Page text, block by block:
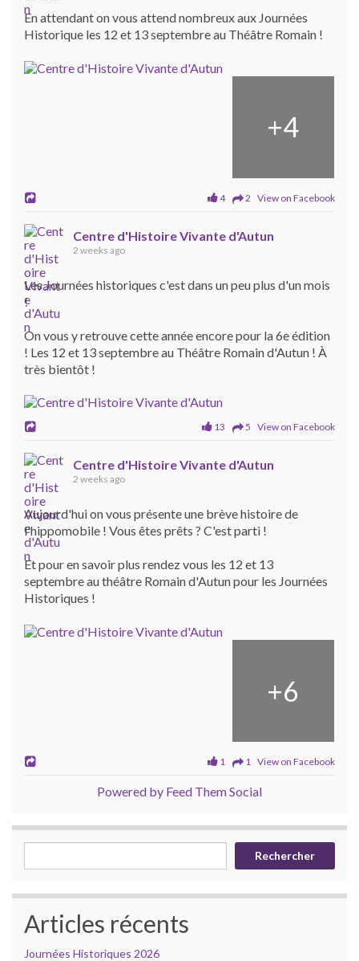
En attendant on vous attend nombreux aux Journées
Historique les 12 et 13 septembre au Théâtre Romain !
+4
4 2 View on Facebook
Centre d'Histoire Vivante d'Autun
2 weeks ago
Les Journées historiques c'est dans un peu plus d'un mois
!
On vous y retrouve cette année encore pour la 6e édition
! Les 12 et 13 septembre au Théâtre Romain d'Autun ! À
très bientôt !
13 5 View on Facebook
Centre d'Histoire Vivante d'Autun
2 weeks ago
Aujourd'hui on vous présente une brève histoire de
l'hippomobile ! Vous êtes prêts ? C'est parti !
Et pour en savoir plus rendez vous les 12 et 13
septembre au théâtre Romain d'Autun pour les Journées
Historiques !
+6
1 1 View on Facebook
Powered by Feed Them Social
Rechercher
Articles récents
Journées Historiques 2026